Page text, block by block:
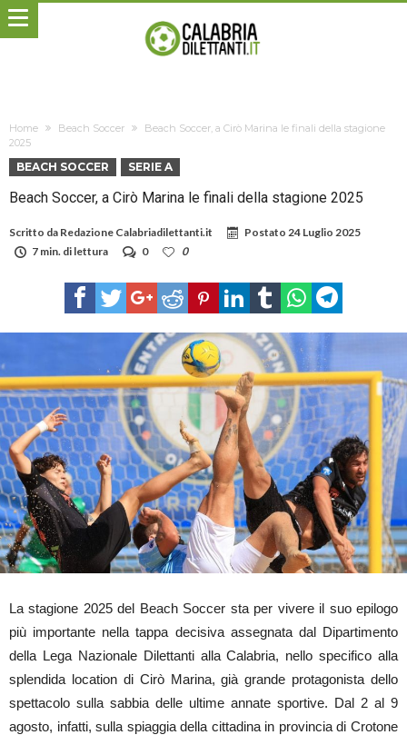
Home Beach Soccer
Beach Soccer, a Cirò Marina le finali della stagione
2025
BEACH SOCCER SERIE A
Beach Soccer, a Cirò Marina le finali della stagione 2025
Scritto da Redazione Calabriadilettanti.it Postato 24 Luglio 2025
7 min. di lettura
0 0
La stagione 2025 del Beach Soccer sta per vivere il suo epilogo
più importante nella tappa decisiva assegnata dal Dipartimento
della Lega Nazionale Dilettanti alla Calabria, nello specifico alla
splendida location di Cirò Marina, già grande protagonista dello
spettacolo sulla sabbia delle ultime annate sportive. Dal 2 al 9
agosto, infatti, sulla spiaggia della cittadina in provincia di Crotone